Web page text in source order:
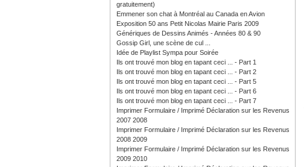
gratuitement)
Emmener son chat à Montréal au Canada en Avion
Exposition 50 ans Petit Nicolas Mairie Paris 2009
Génériques de Dessins Animés - Années 80 & 90
Gossip Girl, une scène de cul ...
Idée de Playlist Sympa pour Soirée
Ils ont trouvé mon blog en tapant ceci ... - Part 1
Ils ont trouvé mon blog en tapant ceci ... - Part 2
Ils ont trouvé mon blog en tapant ceci ... - Part 5
Ils ont trouvé mon blog en tapant ceci ... - Part 6
Ils ont trouvé mon blog en tapant ceci ... - Part 7
Imprimer Formulaire / Imprimé Déclaration sur les Revenus
2007 2008
Imprimer Formulaire / Imprimé Déclaration sur les Revenus
2008 2009
Imprimer Formulaire / Imprimé Déclaration sur les Revenus
2009 2010